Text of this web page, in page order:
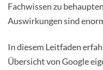
Fachwissen zu
Auswirkungen sind
In diesem Leitfaden
Übersicht von Google